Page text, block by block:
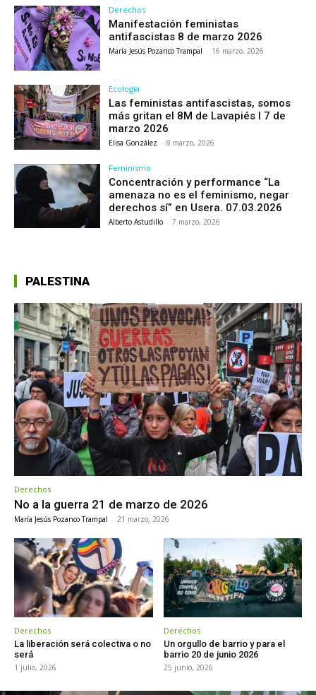
Derechos
Manifestación feministas
antifascistas 8 de marzo 2026
María Jesús Pozanco Trampal - 16 marzo, 2026
Ecología
Las feministas antifascistas, somos
más gritan el 8M de Lavapiés I 7 de
marzo 2026
Elisa González - 8 marzo, 2026
Feminismo
Concentración y performance “La
amenaza no es el feminismo, negar
derechos sí” en Usera. 07.03.2026
Alberto Astudillo - 7 marzo, 2026
PALESTINA
Derechos
No a la guerra 21 de marzo de 2026
María Jesús Pozanco Trampal - 21 marzo, 2026
Derechos
La liberación será colectiva o no
será
1 julio, 2026
Derechos
Un orgullo de barrio y para el
barrio 20 de junio 2026
25 junio, 2026